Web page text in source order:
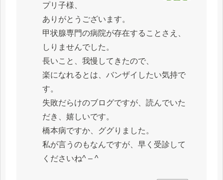
プリ子様、
ありがとうございます。
甲状腺専門の病院が存在することさえ、
しりませんでした。
長いこと、我慢してきたので、
楽になれるとは、バンザイしたい気持で
す。
失敗だらけのブログですが、読んでいた
だき、嬉しいです。
橋本病ですか、ググりました。
私が言うのもなんですが、早く受診して
くださいね^ – ^